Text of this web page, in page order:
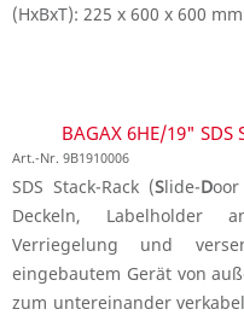
(HxBxT): 225 x 600 x 600
BAGAX 6HE/19" SDS
Art.-Nr. 9B1910006
SDS Stack-Rack (Slide-Door
Deckeln, Labelholder
Verriegelung und
eingebautem Gerät von
zum untereinander